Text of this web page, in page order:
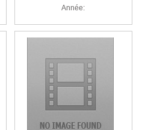
Année: